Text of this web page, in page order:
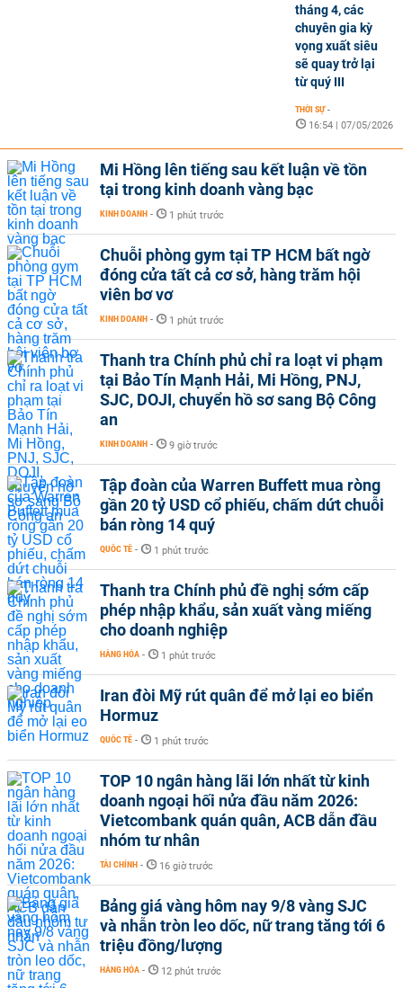
tháng 4, các
chuyên gia kỳ
vọng xuất siêu
sẽ quay trở lại
từ quý III
THỜI SỰ -
16:54 | 07/05/2026
Mi Hồng lên tiếng sau kết luận về tồn
tại trong kinh doanh vàng bạc
KINH DOANH - 1 phút trước
Chuỗi phòng gym tại TP HCM bất ngờ
đóng cửa tất cả cơ sở, hàng trăm hội
viên bơ vơ
KINH DOANH - 1 phút trước
Thanh tra Chính phủ chỉ ra loạt vi phạm
tại Bảo Tín Mạnh Hải, Mi Hồng, PNJ,
SJC, DOJI, chuyển hồ sơ sang Bộ Công
an
KINH DOANH - 9 giờ trước
Tập đoàn của Warren Buffett mua ròng
gần 20 tỷ USD cổ phiếu, chấm dứt chuỗi
bán ròng 14 quý
QUỐC TẾ - 1 phút trước
Thanh tra Chính phủ đề nghị sớm cấp
phép nhập khẩu, sản xuất vàng miếng
cho doanh nghiệp
HÀNG HÓA - 1 phút trước
Iran đòi Mỹ rút quân để mở lại eo biển
Hormuz
QUỐC TẾ - 1 phút trước
TOP 10 ngân hàng lãi lớn nhất từ kinh
doanh ngoại hối nửa đầu năm 2026:
Vietcombank quán quân, ACB dẫn đầu
nhóm tư nhân
TÀI CHÍNH - 16 giờ trước
Bảng giá vàng hôm nay 9/8 vàng SJC
và nhẫn tròn leo dốc, nữ trang tăng tới 6
triệu đồng/lượng
HÀNG HÓA - 12 phút trước